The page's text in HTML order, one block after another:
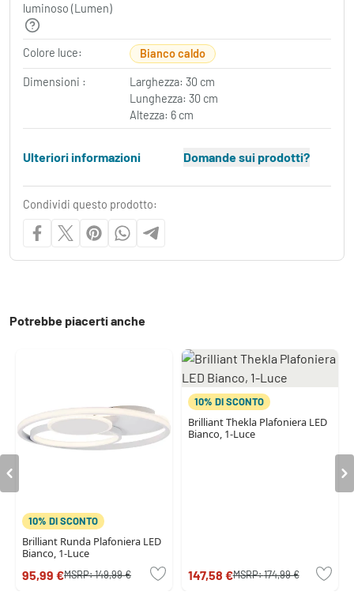
luminoso (Lumen)
Colore luce: Bianco caldo
Dimensioni :
Larghezza: 30 cm
Lunghezza: 30 cm
Altezza: 6 cm
Ulteriori informazioni Domande sui prodotti?
Condividi questo prodotto:
Potrebbe piacerti anche
10% DI SCONTO
Brilliant Runda Plafoniera LED
Bianco, 1-Luce
95,99 €MSRP:149,99 €
10% DI SCONTO
Brilliant Thekla Plafoniera LED
Bianco, 1-Luce
147,58 €MSRP:174,99 €